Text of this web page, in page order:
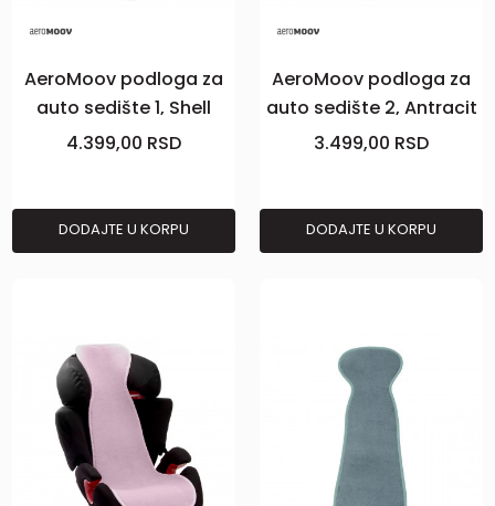
AeroMoov podloga za
auto sedište 1, Shell
4.399,00 RSD
DODAJTE U KORPU
AeroMoov podloga za
auto sedište 2, Antracit
3.499,00 RSD
DODAJTE U KORPU